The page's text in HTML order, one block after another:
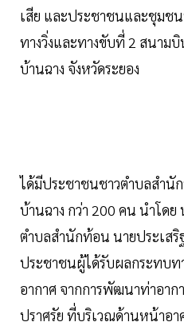
เสีย และประชาชนและชุมชน
ทางวิ่งและทางขับที่ 2 สนาม
บ้านฉาง จังหวัดระยอง
ได้มีประชาชนชาวตำบลสำนั
บ้านฉาง กว่า 200 คน นำโดย
ตำบลสำนักท้อน นายประเส
ประชาชนผู้ได้รับผลกระทบท
อากาศ จากการพัฒนาท่าอาก
ปราศรัย ที่บริเวณด้านหน้าอา